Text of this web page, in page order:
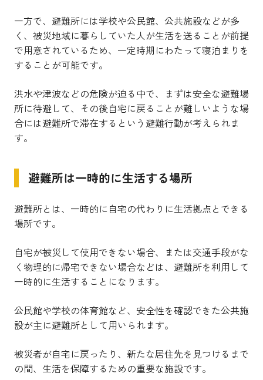
一方で、避難所には学校や公民館、公共施設などが多
く、被災地域に暮らしていた人が生活を送ることが前提
で用意されているため、一定時期にわたって寝泊まりを
することが可能です。
洪水や津波などの危険が迫る中で、まずは安全な避難場
所に待避して、その後自宅に戻ることが難しいような場
合には避難所で滞在するという避難行動が考えられま
す。
避難所は一時的に生活する場所
避難所とは、一時的に自宅の代わりに生活拠点とできる
場所です。
自宅が被災して使用できない場合、または交通手段がな
く物理的に帰宅できない場合などは、避難所を利用して
一時的に生活することになります。
公民館や学校の体育館など、安全性を確認できた公共施
設が主に避難所として用いられます。
被災者が自宅に戻ったり、新たな居住先を見つけるまで
の間、生活を保障するための重要な施設です。